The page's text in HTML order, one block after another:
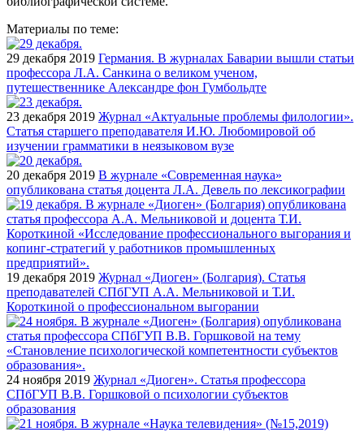
Материалы по теме:
29 декабря 2019 Германия. В журналах Баварии вышли статьи
профессора Л.А. Санкина о великом ученом,
путешественнике Александре фон Гумбольдте
23 декабря 2019 Журнал «Актуальные проблемы филологии».
Статья старшего преподавателя И.Ю. Любомировой об
изучении грамматики в неязыковом вузе
20 декабря 2019 В журнале «Современная наука»
опубликована статья доцента Л.А. Девель по лексикографии
19 декабря 2019 Журнал «Диоген» (Болгария). Статья
преподавателей СПбГУП А.А. Мельниковой и Т.И.
Короткиной о профессиональном выгорании
24 ноября 2019 Журнал «Диоген». Статья профессора
СПбГУП В.В. Горшковой о психологии субъектов
образования